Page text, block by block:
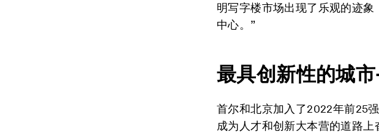
明写字楼市场出现了乐观的迹
中心。”
最具创新性的城
首尔和北京加入了2022年前25
成为人才和创新大本营的道路上